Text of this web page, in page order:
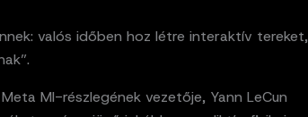
valós időben hoz létre interaktív tereket,
MI-részlegének vezetője, Yann LeCun